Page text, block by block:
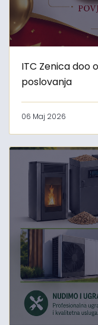
ITC Zenica doo
poslovanja
06 Maj 2026